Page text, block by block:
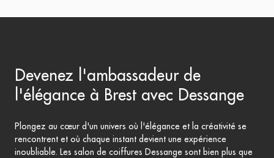
Devenez l'ambassadeur de
l'élégance à Brest avec Dessange
Plongez au cœur d'un univers où l'élégance et la créativité se
rencontrent et où chaque instant devient une expérience
inoubliable. Les salon de coiffures Dessange sont bien plus que